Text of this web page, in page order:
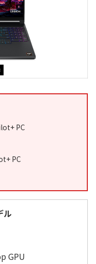
PC
PC
ル
GPU